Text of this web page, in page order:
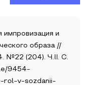
и
образа //
№22 (204). Ч.II. С.
9454-
rol-v-sozdanii-